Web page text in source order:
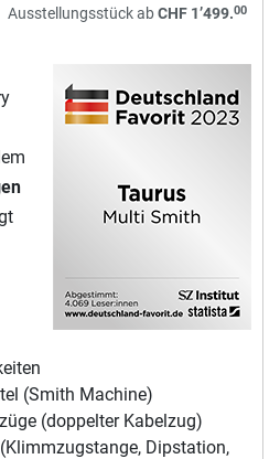
Ausstellungsstück abCHF 1’499.00
(Smith Machine)
(doppelter Kabelzug)
Dipstation,